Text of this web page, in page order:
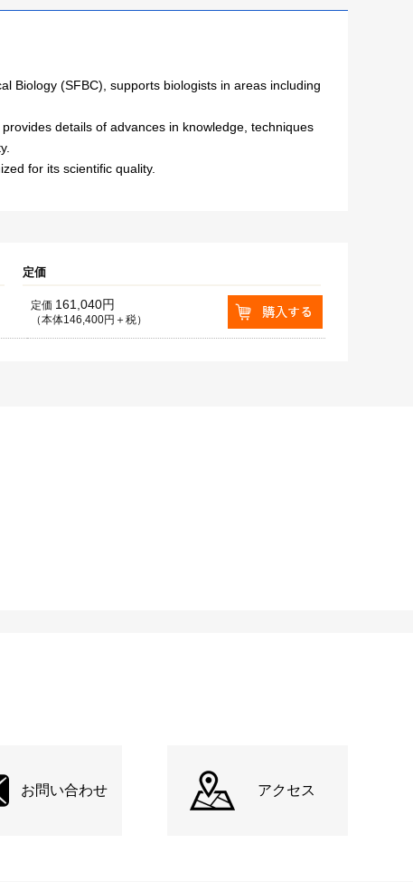
Biology (SFBC), supports biologists in areas including
details of advances in knowledge, techniques
for its scientific quality.
定価
定価 161,040円
（本体146,400円＋税）
お問い合わせ アクセス